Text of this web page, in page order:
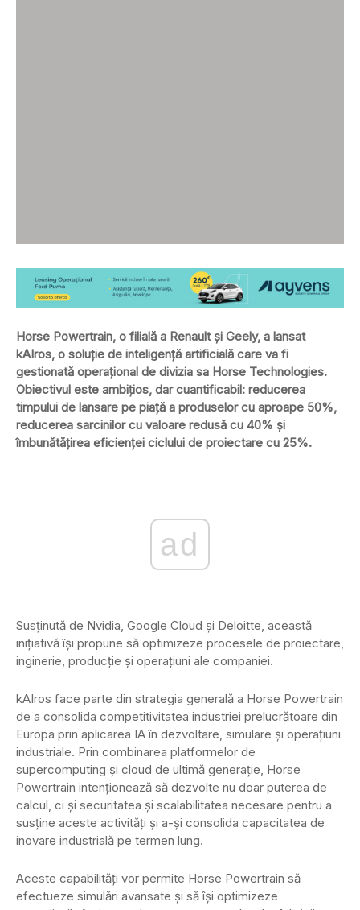
Horse Powertrain, o filială a Renault și Geely, a lansat
kAIros, o soluție de inteligență artificială care va fi
gestionată operațional de divizia sa Horse Technologies.
Obiectivul este ambițios, dar cuantificabil: reducerea
timpului de lansare pe piață a produselor cu aproape 50%,
reducerea sarcinilor cu valoare redusă cu 40% și
îmbunătățirea eficienței ciclului de proiectare cu 25%.
ad
Susținută de Nvidia, Google Cloud și Deloitte, această
inițiativă își propune să optimizeze procesele de proiectare,
inginerie, producție și operațiuni ale companiei.
kAIros face parte din strategia generală a Horse Powertrain
de a consolida competitivitatea industriei prelucrătoare din
Europa prin aplicarea IA în dezvoltare, simulare și operațiuni
industriale. Prin combinarea platformelor de
supercomputing și cloud de ultimă generație, Horse
Powertrain intenționează să dezvolte nu doar puterea de
calcul, ci și securitatea și scalabilitatea necesare pentru a
susține aceste activități și a-și consolida capacitatea de
inovare industrială pe termen lung.
Aceste capabilități vor permite Horse Powertrain să
efectueze simulări avansate și să își optimizeze